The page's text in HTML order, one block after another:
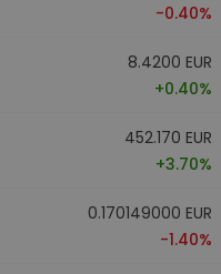
-0.40%
8.4200 EUR
+0.40%
452.170 EUR
+3.70%
0.170149000 EUR
-1.40%